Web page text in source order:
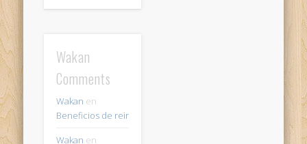
Wakan
Comments
Wakan en
Beneficios de reir
Wakan en